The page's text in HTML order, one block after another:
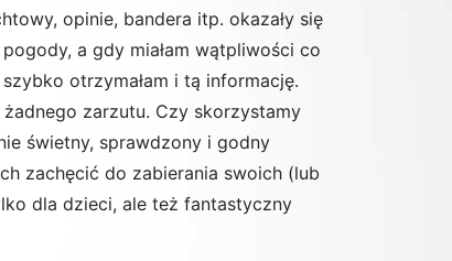
opinie, bandera itp. okazały się
a gdy miałam wątpliwości co
otrzymałam i tą informację.
zarzutu. Czy skorzystamy
świetny, sprawdzony i godny
zachęcić do zabierania swoich (lub
dla dzieci, ale też fantastyczny